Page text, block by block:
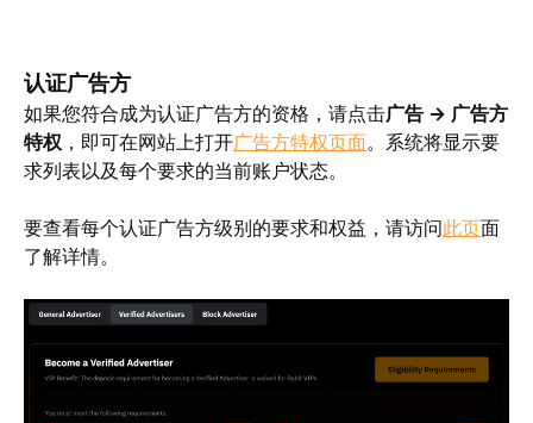
认证广告方
如果您符合成为认证广告方的资格，请点击广告 → 广告方
特权 ，即可在网站上打开广告方特权页面。系统将显示要
求列表以及每个要求的当前账户状态。
要查看每个认证广告方级别的要求和权益，请访问此页面
了解详情。